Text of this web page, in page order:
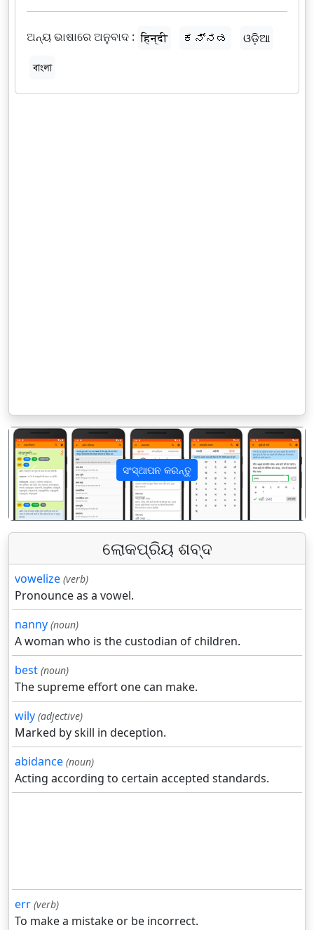
ଅନ୍ୟ ଭାଷାରେ ଅନୁବାଦ : हिन्दी ಕನ್ನಡ
ଓଡ଼ିଆ
বাংলা
ସଂସ୍ଥାପନ କରନ୍ତୁ
पिछला अगला
ଲୋକପ୍ରିୟ ଶବ୍ଦ
vowelize (verb)
Pronounce as a vowel.
nanny (noun)
A woman who is the custodian of children.
best (noun)
The supreme effort one can make.
wily (adjective)
Marked by skill in deception.
abidance (noun)
Acting according to certain accepted standards.
err (verb)
To make a mistake or be incorrect.